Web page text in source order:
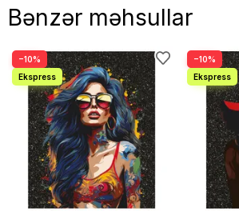
Bənzər məhsullar
−10% −10%